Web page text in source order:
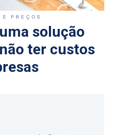
E PREÇOS
solução
ter custos